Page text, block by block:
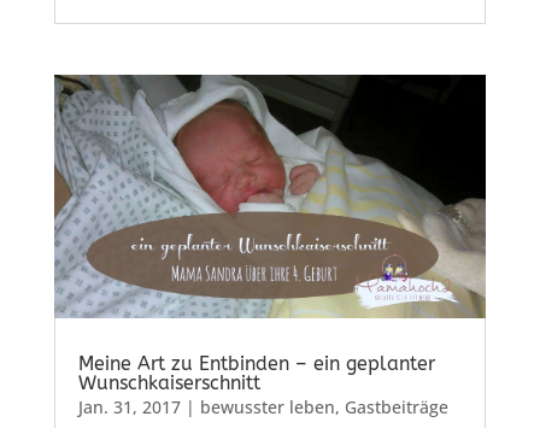
Meine Art zu Entbinden – ein geplanter
Wunschkaiserschnitt
Jan. 31, 2017| bewusster leben, Gastbeiträge